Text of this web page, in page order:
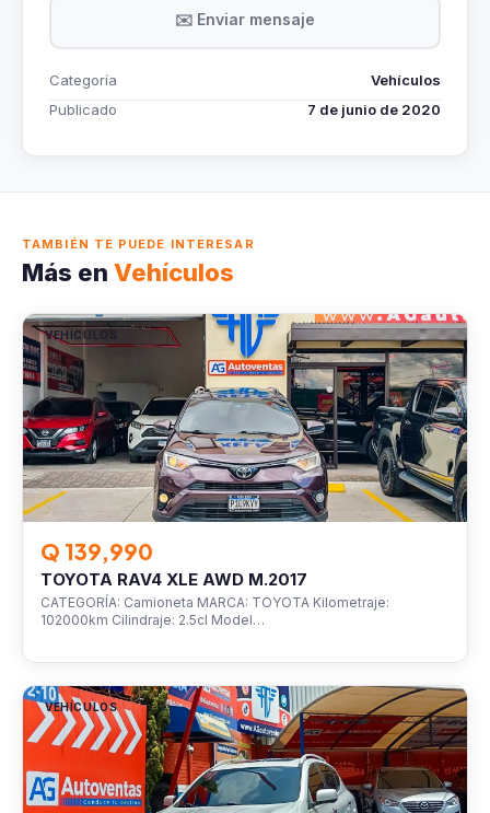
✉️ Enviar mensaje
Categoría
Vehículos
Publicado
7 de junio de 2020
TAMBIÉN TE PUEDE INTERESAR
Más en Vehículos
VEHÍCULOS
Q 139,990
TOYOTA RAV4 XLE AWD M.2017
CATEGORÍA: Camioneta MARCA: TOYOTA Kilometraje:
102000km Cilindraje: 2.5cl Model…
VEHÍCULOS